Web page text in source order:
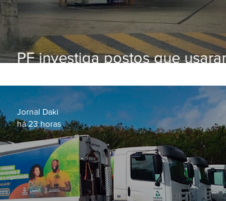
PF investiga postos que usaram
secretário morto em 2020
Jornal Daki
há 23 horas